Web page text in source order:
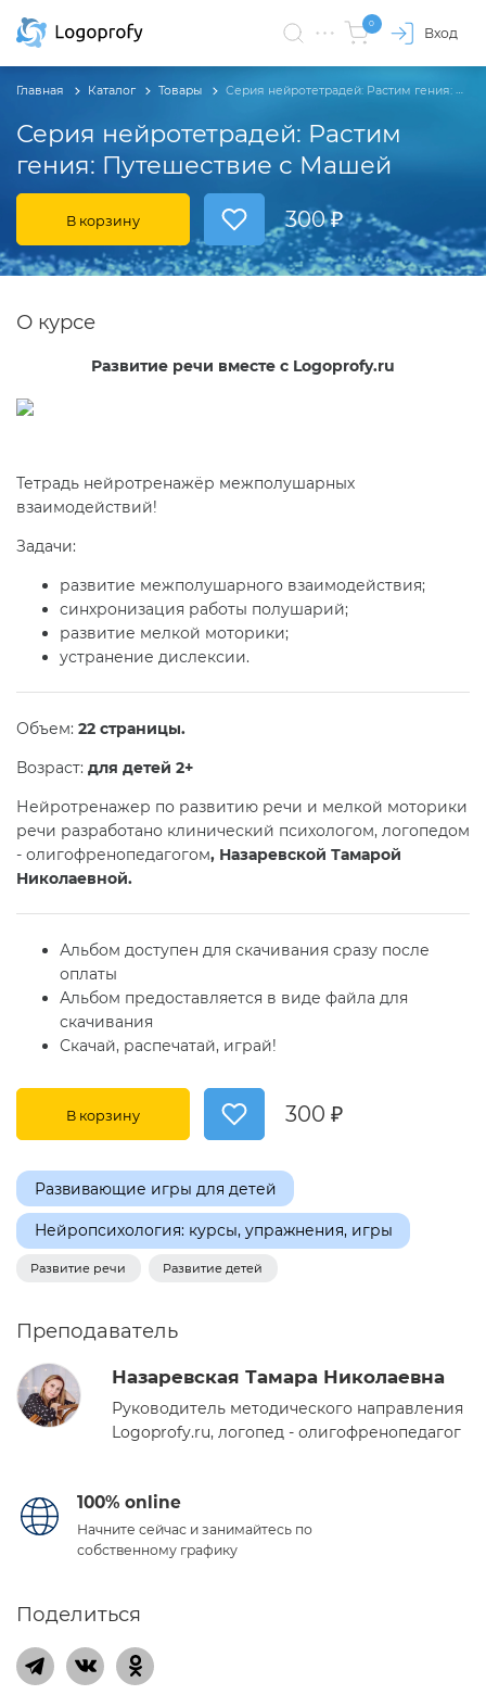
0
Вход
Серия нейротетрадей: Растим
гения: Путешествие с Машей
Главная Каталог Товары Серия нейротетрадей: Растим гения: Путешествие с Машей
В корзину 300 ₽
О курсе
Развитие речи вместе с Logoprofy.ru
Тетрадь нейротренажёр межполушарных
взаимодействий!
Задачи:
развитие межполушарного взаимодействия;
синхронизация работы полушарий;
развитие мелкой моторики;
устранение дислексии.
Объем: 22 страницы.
Возраст: для детей 2+
Нейротренажер по развитию речи и мелкой моторики
речи разработано клинический психологом, логопедом
- олигофренопедагогом, Назаревской Тамарой
Николаевной.
Альбом доступен для скачивания сразу после
оплаты
Альбом предоставляется в виде файла для
скачивания
Скачай, распечатай, играй!
В корзину 300 ₽
Развивающие игры для детей
Нейропсихология: курсы, упражнения, игры
Развитие речи Развитие детей
Преподаватель
Назаревская Тамара Николаевна
Руководитель методического направления
Logoprofy.ru, логопед - олигофренопедагог
100% online
Начните сейчас и занимайтесь по
собственному графику
Поделиться